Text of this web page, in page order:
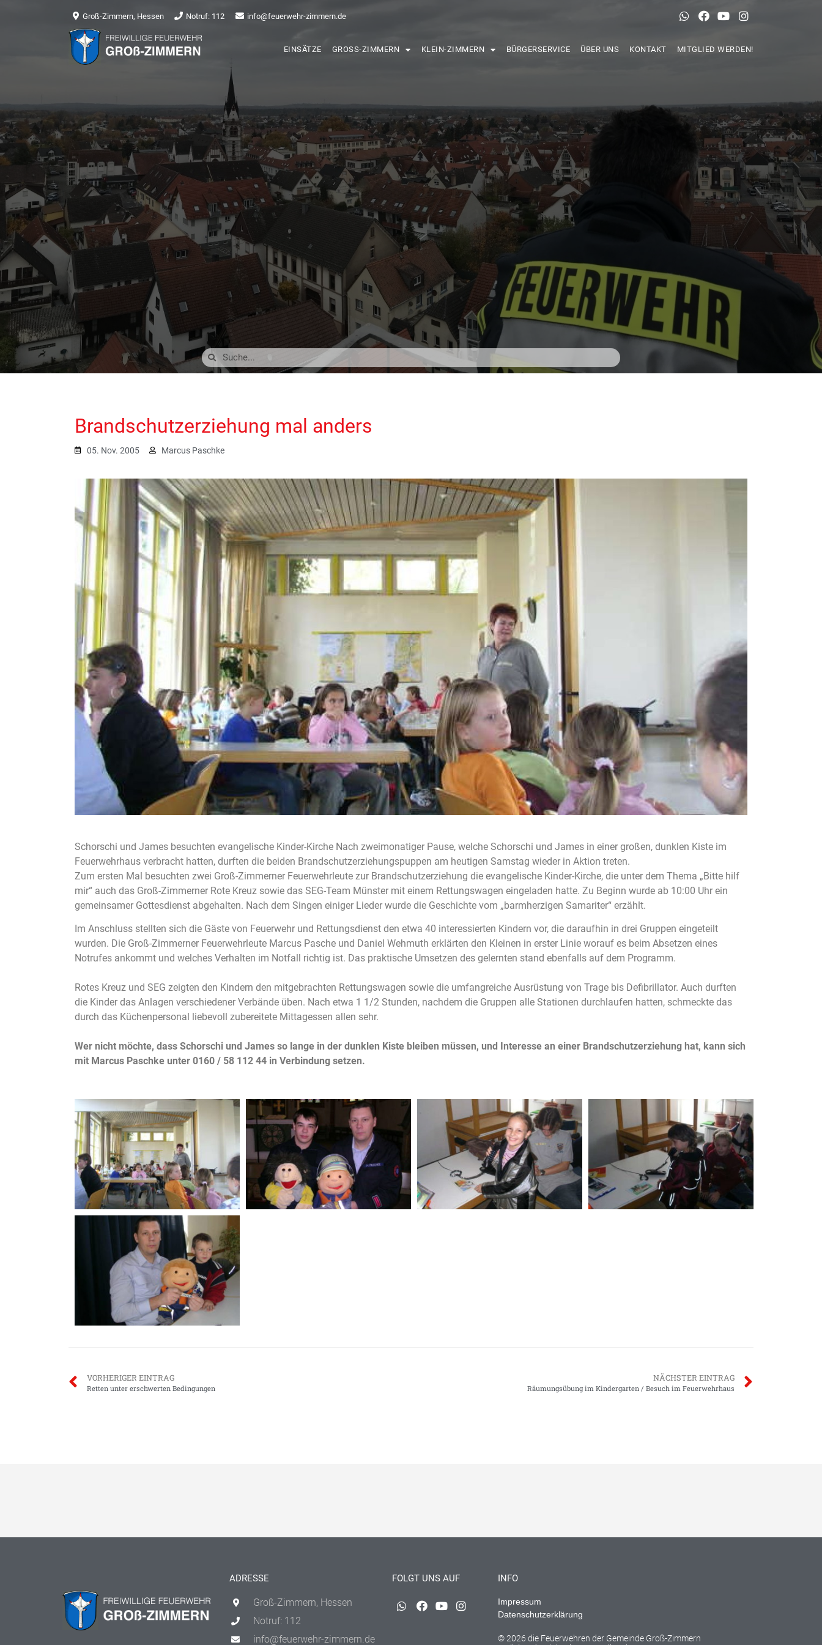
Groß-Zimmern, Hessen Notruf: 112 info@feuerwehr-zimmern.de
EINSÄTZE GROSS-ZIMMERN KLEIN-ZIMMERN BÜRGERSERVICE ÜBER UNS KONTAKT MITGLIED WERDEN!
Brandschutzerziehung mal anders
05. Nov. 2005 Marcus Paschke
Schorschi und James besuchten evangelische Kinder-Kirche Nach zweimonatiger Pause, welche Schorschi und James in einer großen, dunklen Kiste im
Feuerwehrhaus verbracht hatten, durften die beiden Brandschutzerziehungspuppen am heutigen Samstag wieder in Aktion treten.
Zum ersten Mal besuchten zwei Groß-Zimmerner Feuerwehrleute zur Brandschutzerziehung die evangelische Kinder-Kirche, die unter dem Thema „Bitte hilf
mir“ auch das Groß-Zimmerner Rote Kreuz sowie das SEG-Team Münster mit einem Rettungswagen eingeladen hatte. Zu Beginn wurde ab 10:00 Uhr ein
gemeinsamer Gottesdienst abgehalten. Nach dem Singen einiger Lieder wurde die Geschichte vom „barmherzigen Samariter“ erzählt.
Im Anschluss stellten sich die Gäste von Feuerwehr und Rettungsdienst den etwa 40 interessierten Kindern vor, die daraufhin in drei Gruppen eingeteilt
wurden. Die Groß-Zimmerner Feuerwehrleute Marcus Pasche und Daniel Wehmuth erklärten den Kleinen in erster Linie worauf es beim Absetzen eines
Notrufes ankommt und welches Verhalten im Notfall richtig ist. Das praktische Umsetzen des gelernten stand ebenfalls auf dem Programm.
Rotes Kreuz und SEG zeigten den Kindern den mitgebrachten Rettungswagen sowie die umfangreiche Ausrüstung von Trage bis Defibrillator. Auch durften
die Kinder das Anlagen verschiedener Verbände üben. Nach etwa 1 1/2 Stunden, nachdem die Gruppen alle Stationen durchlaufen hatten, schmeckte das
durch das Küchenpersonal liebevoll zubereitete Mittagessen allen sehr.
Wer nicht möchte, dass Schorschi und James so lange in der dunklen Kiste bleiben müssen, und Interesse an einer Brandschutzerziehung hat, kann sich
mit Marcus Paschke unter 0160 / 58 112 44 in Verbindung setzen.
VORHERIGER EINTRAG
Retten unter erschwerten Bedingungen
NÄCHSTER EINTRAG
Räumungsübung im Kindergarten / Besuch im Feuerwehrhaus
ADRESSE
Groß-Zimmern, Hessen
Notruf: 112
info@feuerwehr-zimmern.de
FOLGT UNS AUF INFO
Impressum
Datenschutzerklärung
© 2026 die Feuerwehren der Gemeinde Groß-Zimmern